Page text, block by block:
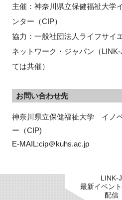
主催：神奈川県立保健福祉大学
ンター（CIP）
協力：一般社団法人ライフサイ
ネットワーク・ジャパン（
ては共催）
お問い合わせ先
神奈川県立保健福祉大学　イノ
ー（CIP)
E-MAIL:cip＠kuhs.ac.jp
LINK-J
最新イベン
配信